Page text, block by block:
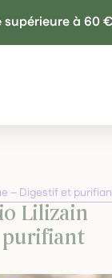
à 60 €
– Digestif et
Lilizain
purifiant